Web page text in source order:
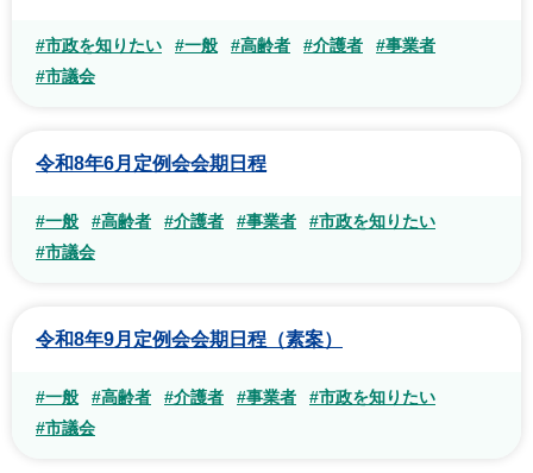
#市政を知りたい #一般 #高齢者 #介護者
#事業者
#市議会
令和8年6月定例会会期日程
#一般 #高齢者 #介護者 #事業者
#市政を知りたい
#市議会
令和8年9月定例会会期日程（素案）
#一般 #高齢者 #介護者 #事業者
#市政を知りたい
#市議会